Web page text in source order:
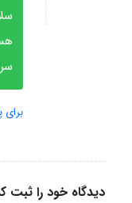
برای
دیدگاه خود را ثبت